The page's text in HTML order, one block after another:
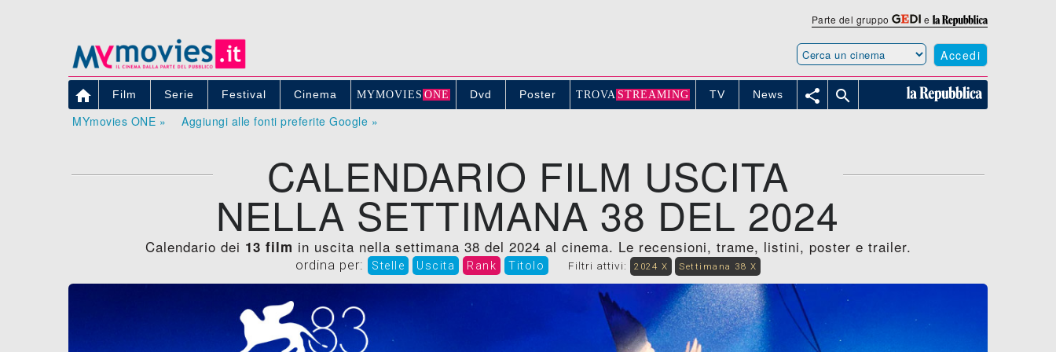
Parte del gruppo e
Accedi
 Film Serie Festival Cinema MYMOVIE S ONE Dvd Poster TROVA STREAMING TV News  
MYmovies ONE » Aggiungi alle fonti preferite Google »
CALENDARIO FILM USCITA
NELLA SETTIMANA 38 DEL 2024
Calendario dei 13 film in uscita nella settimana 38 del 2024 al cinema. Le recensioni, trame, listini, poster e trailer.
ordina per: Stelle Uscita Rank Titolo Filtri attivi: 2024 X Settimana 38 X